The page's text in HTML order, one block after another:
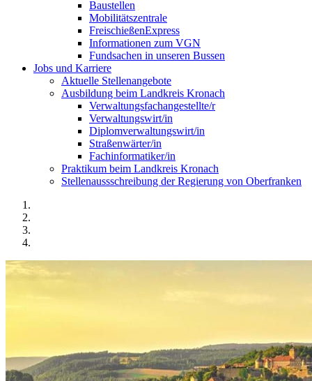
Baustellen
Mobilitätszentrale
FreischießenExpress
Informationen zum VGN
Fundsachen in unseren Bussen
Jobs und Karriere
Aktuelle Stellenangebote
Ausbildung beim Landkreis Kronach
Verwaltungsfachangestellte/r
Verwaltungswirt/in
Diplomverwaltungswirt/in
Straßenwärter/in
Fachinformatiker/in
Praktikum beim Landkreis Kronach
Stellenaussschreibung der Regierung von Oberfranken